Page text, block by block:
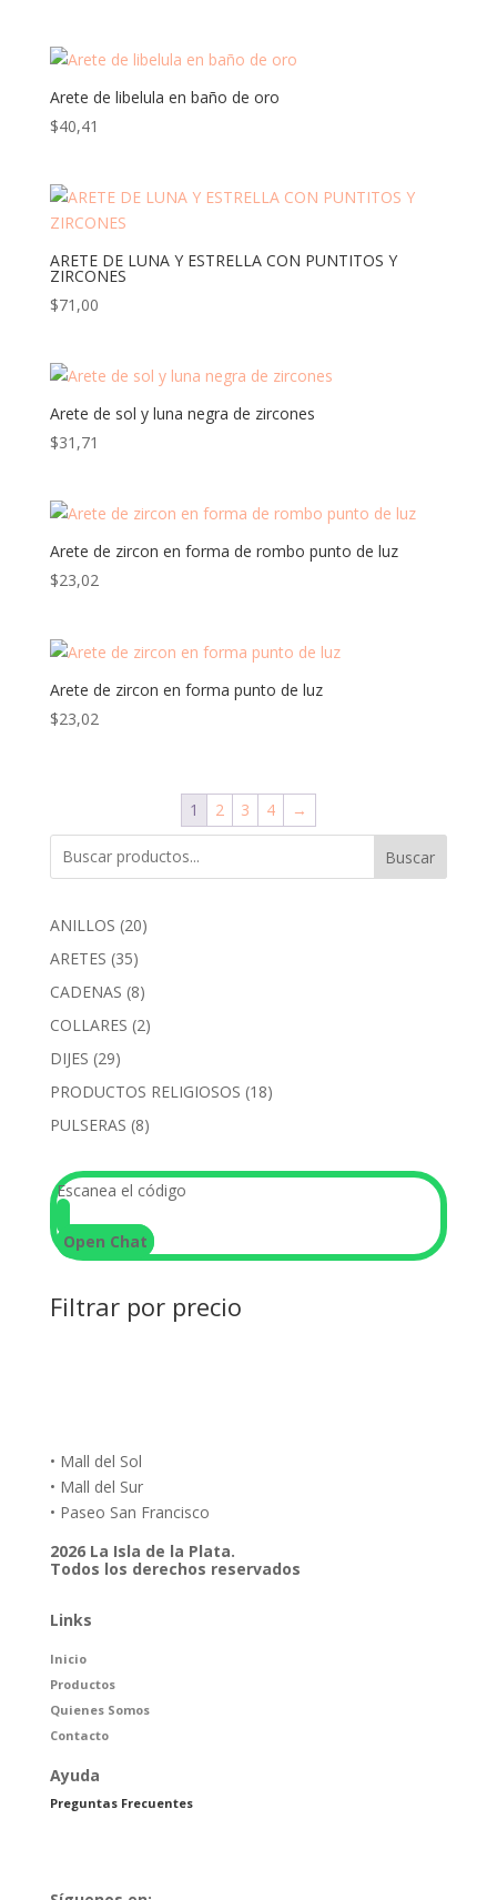
Arete de libelula en baño de oro
$40,41
ARETE DE LUNA Y ESTRELLA CON PUNTITOS Y
ZIRCONES
$71,00
Arete de sol y luna negra de zircones
$31,71
Arete de zircon en forma de rombo punto de luz
$23,02
Arete de zircon en forma punto de luz
$23,02
1 2 3 4 →
Buscar
ANILLOS 2020
ARETES 3535
productos
CADENAS 88
productos
COLLARES 22
DIJES 2929
productos
PRODUCTOS RELIGIOSOS 1818
PULSERAS 88
Escanea el código
Open Chat
Filtrar por precio
• Mall del Sol
• Mall del Sur
• Paseo San Francisco
2026 La Isla de la Plata.
Todos los derechos reservados
Links
Inicio
Productos
Quienes Somos
Contacto
Ayuda
Preguntas Frecuentes